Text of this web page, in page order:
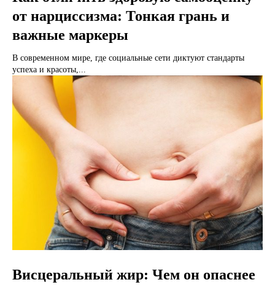
от нарциссизма: Тонкая грань и
важные маркеры
В современном мире, где социальные сети диктуют стандарты
успеха и красоты,...
Висцеральный жир: Чем он опаснее